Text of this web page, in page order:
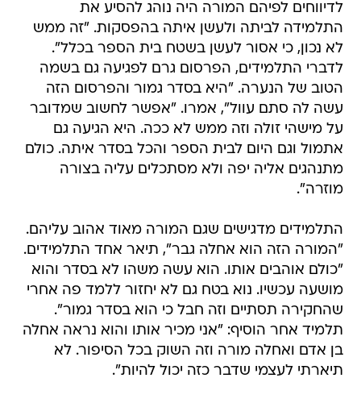
לדיווחים לפיהם המורה היה נוהג להסיע את
התלמידה לביתה ולעשן איתה בהפסקות. "זה ממש
לא נכון, כי אסור לעשן בשטח בית הספר בכלל".
לדברי התלמידים, הפרסום גרם לפגיעה גם בשמה
הטוב של הנערה. "היא בסדר גמור והפרסום הזה
עשה לה סתם עוול", אמרו. "אפשר לחשוב שמדובר
על מישהי זולה וזה ממש לא ככה. היא הגיעה גם
אתמול וגם היום לבית הספר והכל בסדר איתה. כולם
מתנהגים אליה יפה ולא מסתכלים עליה בצורה
מוזרה".
התלמידים מדגישים שגם המורה מאוד אהוב עליהם.
"המורה הזה הוא אחלה גבר", תיאר אחד התלמידים.
"כולם אוהבים אותו. הוא עשה משהו לא בסדר והוא
מושעה עכשיו. נוא בטח גם לא יחזור ללמד פה אחרי
שהחקירה תסתיים וזה חבל כי הוא בסדר גמור".
תלמיד אחר הוסיף: "אני מכיר אותו והוא נראה אחלה
בן אדם ואחלה מורה וזה השוק בכל הסיפור. לא
תיארתי לעצמי שדבר כזה יכול להיות".